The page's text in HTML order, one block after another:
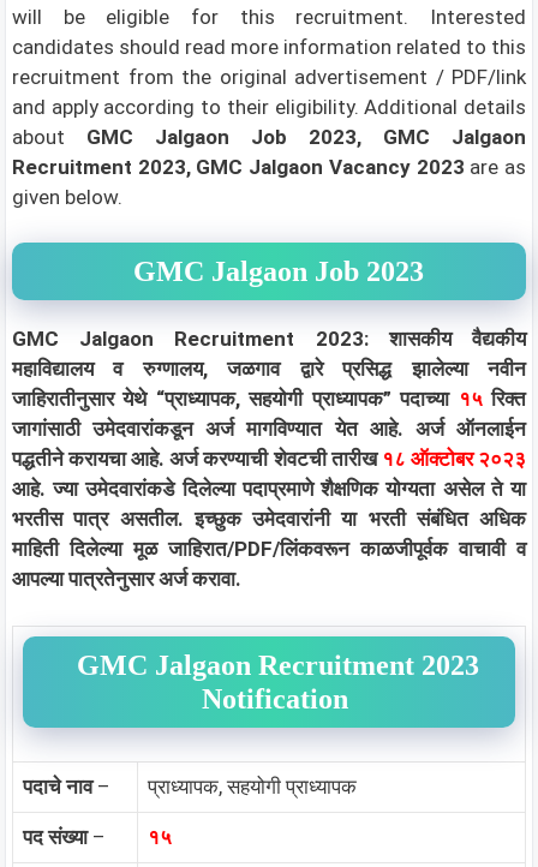
will be eligible for this recruitment. Interested
candidates should read more information related to this
recruitment from the original advertisement / PDF/link
and apply according to their eligibility.Additional details
about GMC Jalgaon Job 2023, GMC Jalgaon
Recruitment 2023, GMC Jalgaon Vacancy 2023 are as
given below.
GMC Jalgaon Job 2023
GMC Jalgaon Recruitment 2023: शासकीय वैद्यकीय
महाविद्यालय व रुग्णालय, जळगाव द्वारे प्रसिद्ध झालेल्या नवीन
जाहिरातीनुसार येथे “प्राध्यापक, सहयोगी प्राध्यापक” पदाच्या १५रिक्त
जागांसाठी उमेदवारांकडून अर्ज मागविण्यात येत आहे. अर्ज ऑनलाईन
पद्धतीने करायचा आहे. अर्ज करण्याची शेवटची तारीख १८ ऑक्टोबर २०२३
आहे. ज्या उमेदवारांकडे दिलेल्या पदाप्रमाणे शैक्षणिक योग्यता असेल ते या
भरतीस पात्र असतील. इच्छुक उमेदवारांनी या भरती संबंधित अधिक
माहिती दिलेल्या मूळ जाहिरात/PDF/लिंकवरून काळजीपूर्वक वाचावी व
आपल्या पात्रतेनुसार अर्ज करावा.
GMC Jalgaon Recruitment 2023
Notification
पदाचे नाव– प्राध्यापक, सहयोगी प्राध्यापक
पद संख्या– १५